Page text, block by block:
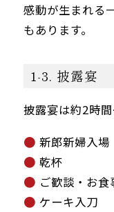
感動が生まれる
もあります。
1-3. 披露宴
披露宴は約2時間
新郎新婦入場
乾杯
ご歓談・お食
ケーキ入刀